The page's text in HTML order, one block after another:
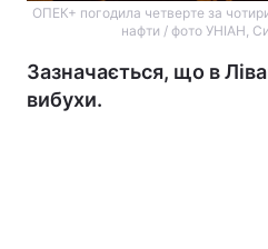
ОПЕК+ погодила четверте за
нафти / фото УНІАН,
Зазначається, що в
вибухи.